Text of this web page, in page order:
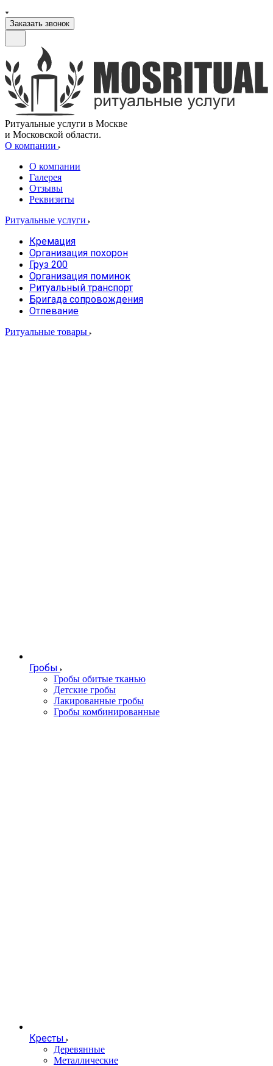
Заказать звонок
Ритуальные услуги в Москве
и Московской области.
О компании
О компании
Галерея
Отзывы
Реквизиты
Ритуальные услуги
Кремация
Организация похорон
Груз 200
Организация поминок
Ритуальный транспорт
Бригада сопровождения
Отпевание
Ритуальные товары
Гробы
Гробы обитые тканью
Детские гробы
Лакированные гробы
Гробы комбинированные
Кресты
Деревянные
Металлические